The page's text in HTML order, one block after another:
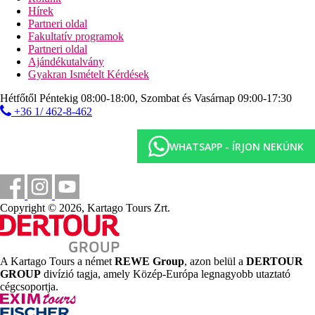
6.17. - 9.9.)
snack bár
lobby bár
társalgó bár
Medencebár
törölközők kaució ellenében)
úszómedence csúszdákkal (ingyenes napozóágyak és
úszómedence (ingyenes napozóágyak és napernyők,
törölközők kaució ellenében)
gyermekmedence (ingyenes napozóágyak és napernyők,
törölközők kaució ellenében)
SPA központ
Wi-Fi (ingyenes a közös helyiségekben)
amfiteátrum
disco
gyerekklub (4-12 éves gyermekek számára)
tiniklub (12-17 éves gyermekek számára)
szépségszalon
teniszpálya
Strand leírása
Hírek
Partneri oldal
Fakultatív programok
Partneri oldal
Ajándékutalvány
Gyakran Ismételt Kérdések
Hétfőtől Péntekig 08:00-18:00, Szombat és Vasárnap 09:00-17:30
+36 1/ 462-8-462
WHATSAPP - ÍRJON NEKÜNK
Copyright © 2026, Kartago Tours Zrt.
A Kartago Tours a német REWE Group, azon belül a DERTOUR
GROUP divízió tagja, amely Közép-Európa legnagyobb utaztató
cégcsoportja.